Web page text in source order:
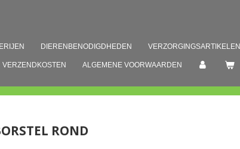
DIERENBENODIGDHEDEN VERZORGINGSARTIKELEN
VERZENDKOSTEN ALGEMENE VOORWAARDEN
ROND